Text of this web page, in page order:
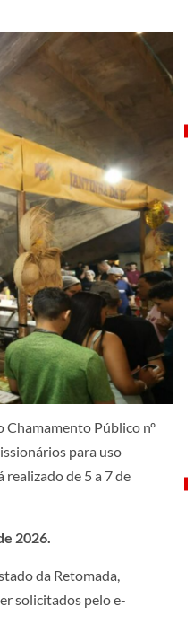
Chamamento Público nº
para uso
de 5 a 7 de
2026.
da Retomada,
solicitados pelo e-